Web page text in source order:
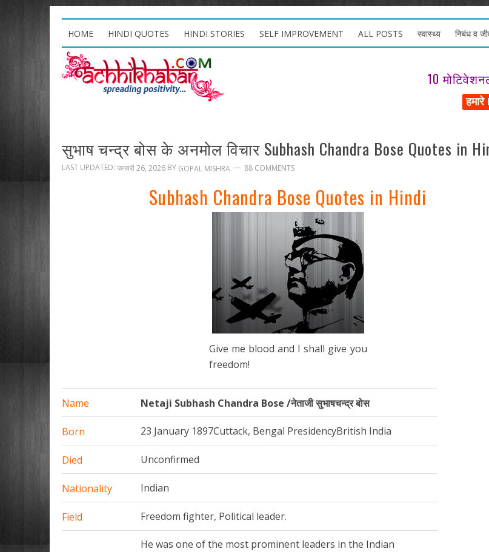
HOME HINDI QUOTES HINDI STORIES SELF IMPROVEMENT ALL POSTS स्वास्थ्य निबंध व
10
सुभाष चन्द्र बोस के अनमोल विचार Subhash Chandra Bose Quotes in
LAST UPDATED: जनवरी 26, 2026 BY GOPAL MISHRA 88 COMMENTS
Subhash Chandra Bose Quotes in Hindi
Give me blood and I shall give you
freedom!
Name Netaji Subhash Chandra Bose /नेताजी सुभाषचन्द्र बोस
Born 23 January 1897Cuttack, Bengal PresidencyBritish India
Died Unconfirmed
Nationality Indian
Field Freedom fighter, Political leader.
He was one of the most prominent leaders in the Indian